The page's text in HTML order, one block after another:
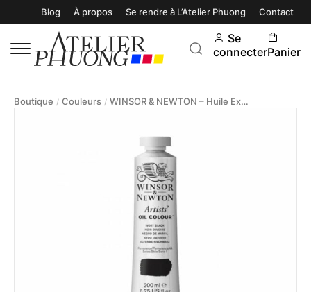
Blog À propos Se rendre à L’Atelier Phuong Contact
Se
connecterPanier
Boutique / Couleurs / WINSOR & NEWTON – Huile Extra-Fine Artists 200ml